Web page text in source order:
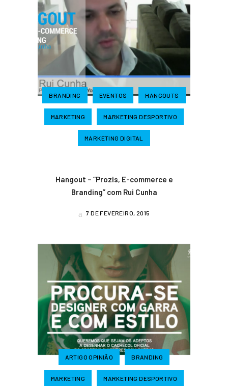
BRANDING EVENTOS HANGOUTS
MARKETING MARKETING DESPORTIVO
MARKETING DIGITAL
Hangout – “Prozis, E-commerce e
Branding” com Rui Cunha
7 DE FEVEREIRO, 2015
ARTIGO OPINIÃO BRANDING
MARKETING MARKETING DESPORTIVO